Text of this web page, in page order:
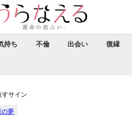
持ち 不倫 出会い 復縁
すサイン
の夢